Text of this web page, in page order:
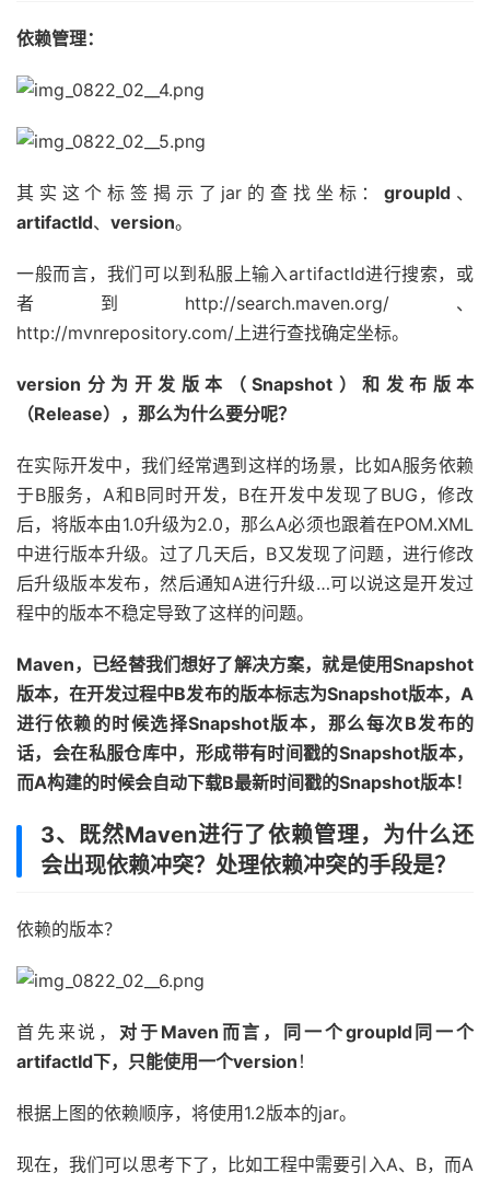
依赖管理：
其实这个标签揭示了jar的查找坐标：groupId 、
artifactId、 version。
一般而言，我们可以到私服上输入artifactId进行搜索，或
者到http://search.maven.org/、
http://mvnrepository.com/上进行查找确定坐标。
version分为开发版本（Snapshot）和发布版本
（Release），那么为什么要分呢？
在实际开发中，我们经常遇到这样的场景，比如A服务依赖
于B服务，A和B同时开发，B在开发中发现了BUG，修改
后，将版本由1.0升级为2.0，那么A必须也跟着在POM.XML
中进行版本升级。过了几天后，B又发现了问题，进行修改
后升级版本发布，然后通知A进行升级…可以说这是开发过
程中的版本不稳定导致了这样的问题。
Maven，已经替我们想好了解决方案，就是使用Snapshot
版本，在开发过程中B发布的版本标志为Snapshot版本，A
进行依赖的时候选择Snapshot版本，那么每次B发布的
话，会在私服仓库中，形成带有时间戳的Snapshot版本，
而A构建的时候会自动下载B最新时间戳的Snapshot版本！
3、既然Maven进行了依赖管理，为什么还
会出现依赖冲突？处理依赖冲突的手段是？
依赖的版本？
首先来说， 对于Maven而言，同一个groupId同一个
artifactId下，只能使用一个version ！
根据上图的依赖顺序，将使用1.2版本的jar。
现在，我们可以思考下了，比如工程中需要引入A、B，而A